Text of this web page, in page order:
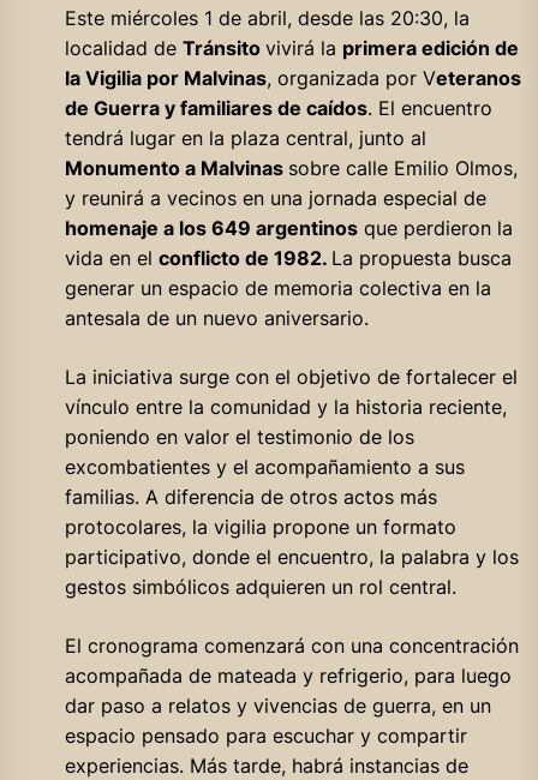
Este miércoles 1 de abril, desde las 20:30, la
localidad de Tránsito vivirá la primera edición de
la Vigilia por Malvinas, organizada por Veteranos
de Guerra y familiares de caídos. El encuentro
tendrá lugar en la plaza central, junto al
Monumento a Malvinas sobre calle Emilio Olmos,
y reunirá a vecinos en una jornada especial de
homenaje a los 649 argentinosque perdieron la
vida en el conflicto de 1982. La propuesta busca
generar un espacio de memoria colectiva en la
antesala de un nuevo aniversario.
La iniciativa surge con el objetivo de fortalecer el
vínculo entre la comunidad y la historia reciente,
poniendo en valor el testimonio de los
excombatientes y el acompañamiento a sus
familias. A diferencia de otros actos más
protocolares, la vigilia propone un formato
participativo, donde el encuentro, la palabra y los
gestos simbólicos adquieren un rol central.
El cronograma comenzará con una concentración
acompañada de mateada y refrigerio, para luego
dar paso a relatos y vivencias de guerra, en un
espacio pensado para escuchar y compartir
experiencias. Más tarde, habrá instancias de